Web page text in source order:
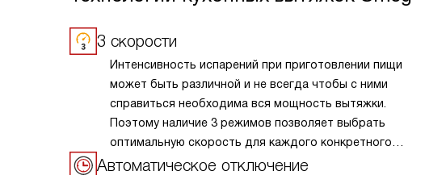
3 скорости
Интенсивность испарений при приготовлении пищи
может быть различной и не всегда чтобы с ними
справиться необходима вся мощность вытяжки.
Поэтому наличие 3 режимов позволяет выбрать
оптимальную скорость для каждого конкретного
случая.
Автоматическое отключение